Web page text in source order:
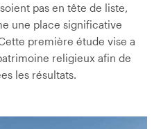
pas en tête de liste,
une place significative
première étude vise a
religieux afin de
les résultats.